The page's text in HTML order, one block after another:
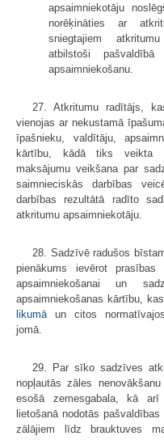
apsaimniekotāju
norēķināties ar
sniegtajiem
atbilstoši
apsaimniekošanu.
27. Atkritumu radītājs,
vienojas ar nekustamā
īpašnieku, valdītāju,
kārtību, kādā tiks veikta
maksājumu veikšana par
saimnieciskās darbības
darbības rezultātā radīto
atkritumu apsaimniekotāju.
28. Sadzīvē radušos
pienākums ievērot
apsaimniekošanai un
apsaimniekošanas kārtību,
likumā un citos
jomā.
29. Par sīko sadzīves
nopļautās zāles
esošā zemesgabala, kā
lietošanā nodotās
zālājiem līdz brauktuves